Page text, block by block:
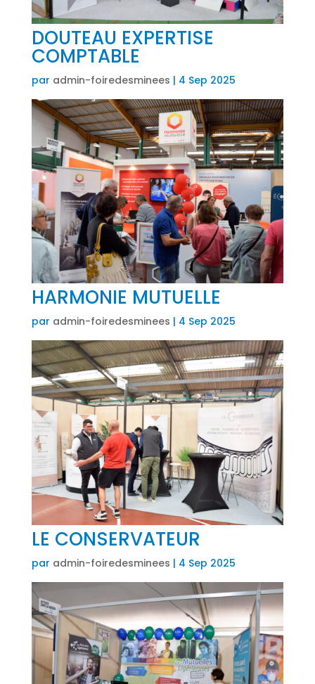
DOUTEAU EXPERTISE
COMPTABLE
par admin-foiredesminees | 4 Sep 2025
HARMONIE MUTUELLE
par admin-foiredesminees | 4 Sep 2025
LE CONSERVATEUR
par admin-foiredesminees | 4 Sep 2025